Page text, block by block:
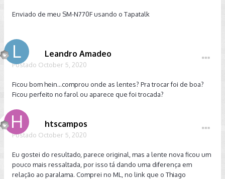
Enviado de meu SM-N770F usando o Tapatalk
Leandro Amadeo
Postado October 5, 2020
Ficou bom hein...comprou onde as lentes? Pra trocar foi de boa?
Ficou perfeito no farol ou aparece que foi trocada?
htscampos
Postado October 5, 2020
Eu gostei do resultado, parece original, mas a lente nova ficou um
pouco mais ressaltada, por isso tá dando uma diferença em
relação ao paralama. Comprei no ML, no link que o Thiago